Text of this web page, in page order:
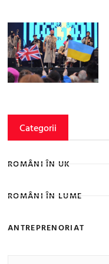
Categorii
ROMÂNI ÎN UK
ROMÂNI ÎN LUME
ANTREPRENORIAT